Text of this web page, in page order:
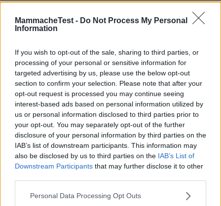
MammacheTest - Do Not Process My Personal
Information
If you wish to opt-out of the sale, sharing to third parties, or
processing of your personal or sensitive information for
targeted advertising by us, please use the below opt-out
section to confirm your selection. Please note that after your
opt-out request is processed you may continue seeing
interest-based ads based on personal information utilized by
us or personal information disclosed to third parties prior to
your opt-out. You may separately opt-out of the further
disclosure of your personal information by third parties on the
IAB’s list of downstream participants. This information may
also be disclosed by us to third parties on the IAB’s List of
Downstream Participants that may further disclose it to other
Please note that this website/app uses one or more Google
Personal Data Processing Opt Outs
Scrivi una recensione
Non sei ancora iscritta a
MammacheTest?
ISCRIVITI
LOGIN